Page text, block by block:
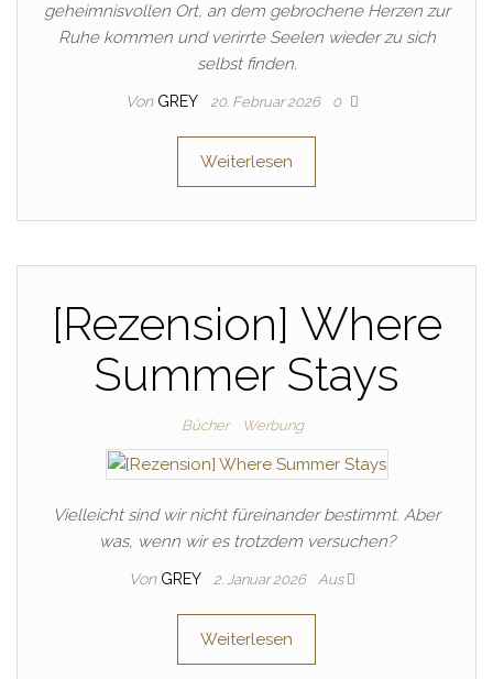
geheimnisvollen Ort, an dem gebrochene Herzen zur
Ruhe kommen und verirrte Seelen wieder zu sich
selbst finden.
Von GREY 20. Februar 2026 0
Weiterlesen
[Rezension] Where
Summer Stays
Bücher Werbung
Vielleicht sind wir nicht füreinander bestimmt. Aber
was, wenn wir es trotzdem versuchen?
Von GREY 2. Januar 2026 Aus
Weiterlesen